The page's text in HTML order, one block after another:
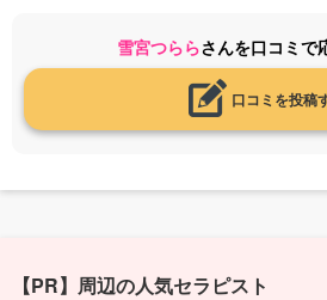
雪宮つららさんを口コミで
口コミを投稿
【PR】周辺の人気セラピスト